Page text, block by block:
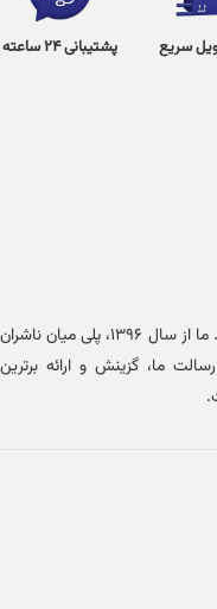
سریع پشتیبانی 24 ساعته
خانه کتاب طاها، مرجع تخصصی آثار علوم انسانی. ما از سال ۱۳۹۶، پلی میان ناشران
ما، گزینش و ارائه برترین